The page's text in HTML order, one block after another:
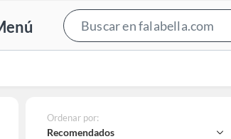
Ordenar por:
Recomendados